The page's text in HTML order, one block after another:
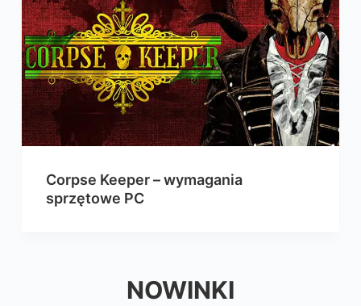
Corpse Keeper – wymagania
sprzętowe PC
NOWINKI